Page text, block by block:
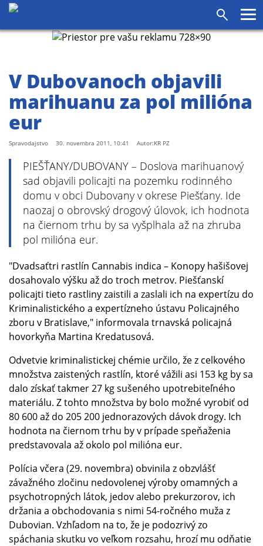
V Dubovanoch objavili
marihuanu za pol milióna
eur
Spravodajstvo 30. novembra 2011, 10:41 Autor:KR PZ
PIEŠŤANY/DUBOVANY – Doslova marihuanový
sad objavili policajti na pozemku rodinného
domu v obci Dubovany v okrese Piešťany. Ide
naozaj o obrovský drogový úlovok, ich hodnota
na čiernom trhu by sa vyšplhala až na zhruba
pol milióna eur.
"Dvadsaťtri rastlín Cannabis indica – Konopy hašišovej
dosahovalo výšku až do troch metrov. Piešťanskí
policajti tieto rastliny zaistili a zaslali ich na expertízu do
Kriminalistického a expertízneho ústavu Policajného
zboru v Bratislave," informovala trnavská policajná
hovorkyňa Martina Kredatusová.
Odvetvie kriminalistickej chémie určilo, že z celkového
množstva zaistených rastlín, ktoré vážili asi 153 kg by sa
dalo získať takmer 27 kg sušeného upotrebiteľného
materiálu. Z tohto množstva by bolo možné vyrobiť od
80 600 až do 205 200 jednorazových dávok drogy. Ich
hodnota na čiernom trhu by v prípade speňaženia
predstavovala až okolo pol milióna eur.
Polícia včera (29. novembra) obvinila z obzvlášť
závažného zločinu nedovolenej výroby omamných a
psychotropných látok, jedov alebo prekurzorov, ich
držania a obchodovania s nimi 54-ročného muža z
Dubovian. Vzhľadom na to, že je podozrivý zo
spáchania skutku vo veľkom rozsahu, hrozí mu odňatie